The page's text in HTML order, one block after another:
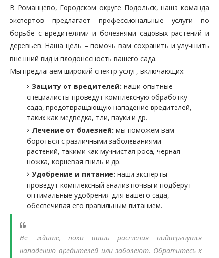
В Романцево, Городском округе Подольск, наша команда
экспертов предлагает профессиональные услуги по
борьбе с вредителями и болезнями садовых растений и
деревьев. Наша цель – помочь вам сохранить и улучшить
внешний вид и плодоносность вашего сада.
Мы предлагаем широкий спектр услуг, включающих:
Защиту от вредителей: наши опытные
специалисты проведут комплексную обработку
сада, предотвращающую нападение вредителей,
таких как медведка, тли, пауки и др.
Лечение от болезней: мы поможем вам
бороться с различными заболеваниями
растений, такими как мучнистая роса, черная
ножка, корневая гниль и др.
Удобрение и питание: наши эксперты
проведут комплексный анализ почвы и подберут
оптимальные удобрения для вашего сада,
обеспечивая его правильным питанием.
Не ждите, пока ваши растения подвергнутся
нападению вредителей или заболеют. Обратитесь к